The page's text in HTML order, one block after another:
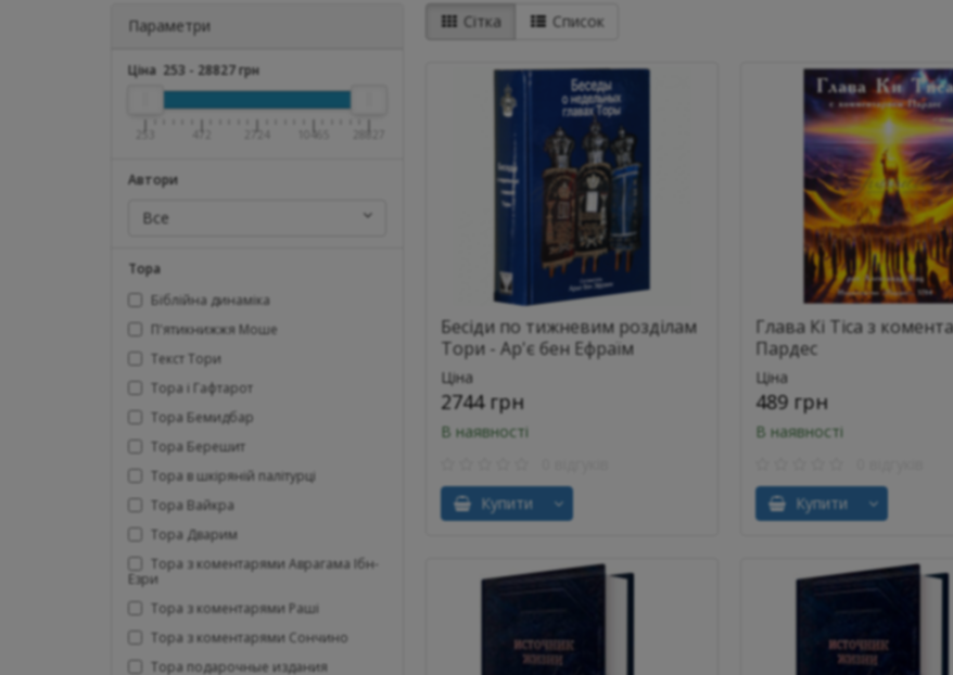
Параметри
Ціна 253 - 28827грн
472 2724
Автори
Все
Тора
Біблійна динаміка
П'ятикнижжя Моше
Текст Тори
Тора і Гафтарот
Тора Бемидбар
Тора Берешит
Тора в шкіряній палітурці
Тора Вайкра
Тора Дварим
Тора з коментарями Аврагама Ібн-
Езри
Тора з коментарями Раші
Тора з коментарями Сончино
Тора подарочные издания
Сітка Список
Бесіди по тижневим розділам
Тори - Ар'є бен Ефраїм
Ціна
2744 грн
В наявності
Купити
Глава Кі Тіса з
Пардес
Ціна
489 грн
В наявності
Купити